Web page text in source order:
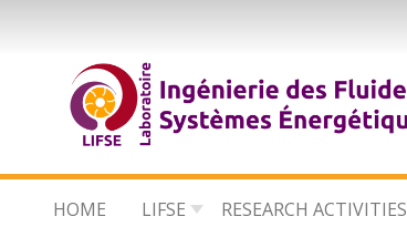
HOME LIFSE RESEARCH ACTIVITIES